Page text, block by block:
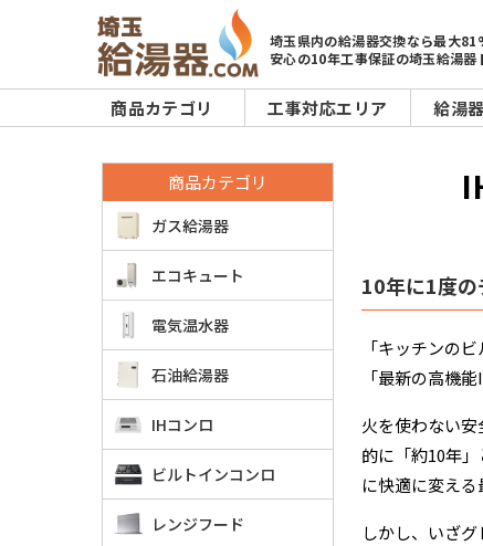
埼玉県内の給湯器交換なら最大
安心の10年工事保証の埼玉給湯器
商品カテゴリ 工事対応エリア 給湯
商品カテゴリ
ガス給湯器
エコキュート
電気温水器
石油給湯器
IHコンロ
ビルトインコンロ
レンジフード
10年に1度
「キッチンの
「最新の高機
火を使わない
的に「約10年
に快適に変える
しかし、いざ